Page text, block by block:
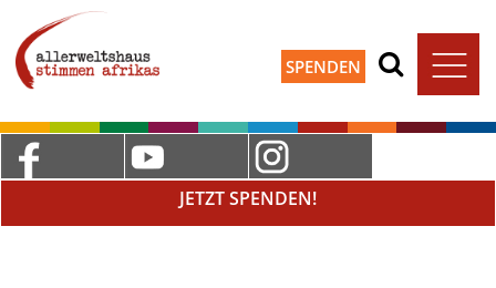
SPENDEN
JETZT SPENDEN!